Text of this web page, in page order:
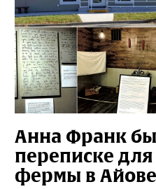
Анна Франк
переписке
фермы в Айове